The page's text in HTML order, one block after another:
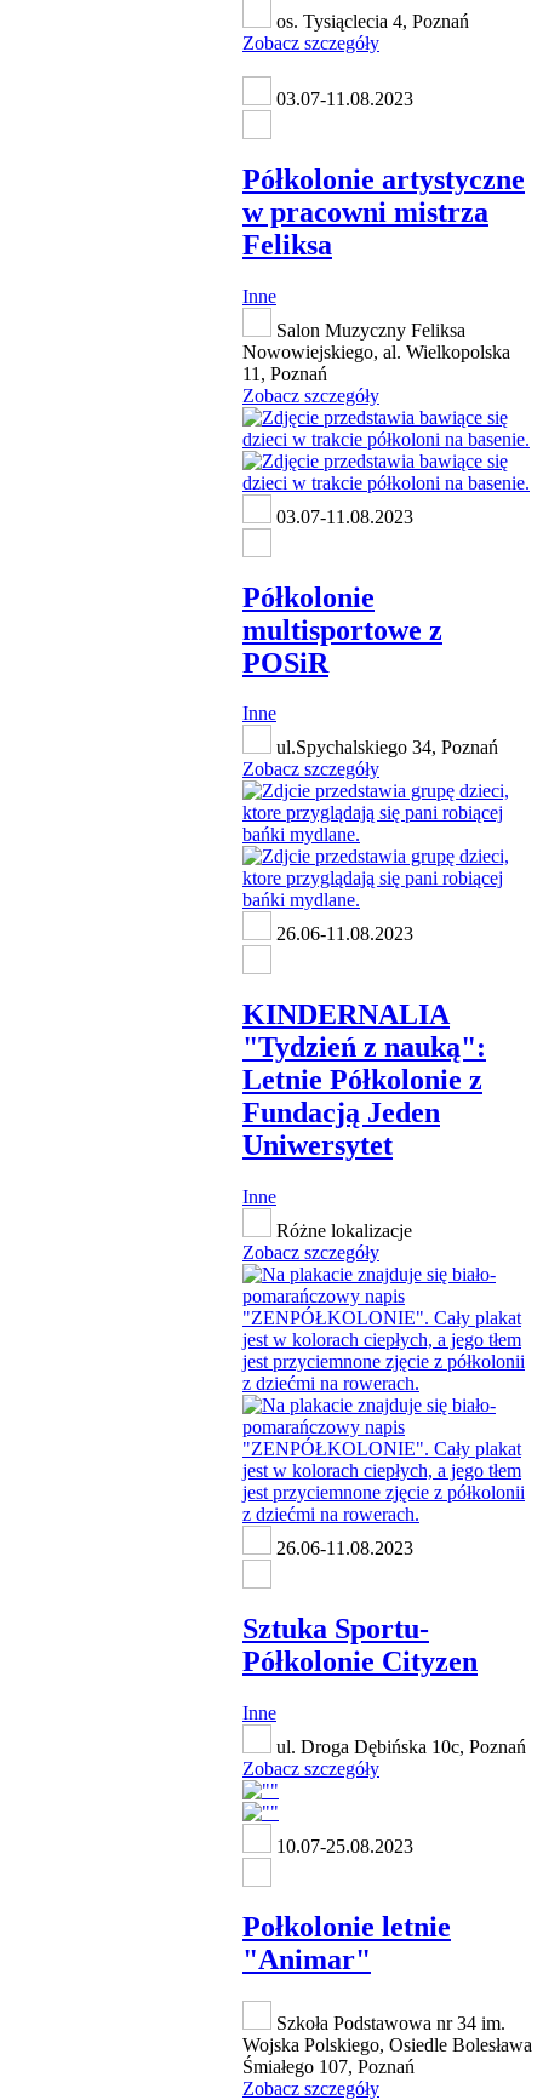
os. Tysiąclecia 4, Poznań
Zobacz szczegóły
03.07-11.08.2023
Półkolonie artystyczne
w pracowni mistrza
Feliksa
Inne
Salon Muzyczny Feliksa
Nowowiejskiego, al. Wielkopolska
11, Poznań
Zobacz szczegóły
03.07-11.08.2023
Półkolonie
multisportowe z
POSiR
Inne
ul.Spychalskiego 34, Poznań
Zobacz szczegóły
26.06-11.08.2023
KINDERNALIA
"Tydzień z nauką":
Letnie Półkolonie z
Fundacją Jeden
Uniwersytet
Inne
Różne lokalizacje
Zobacz szczegóły
26.06-11.08.2023
Sztuka Sportu-
Półkolonie Cityzen
Inne
ul. Droga Dębińska 10c, Poznań
Zobacz szczegóły
10.07-25.08.2023
Połkolonie letnie
"Animar"
Szkoła Podstawowa nr 34 im.
Wojska Polskiego, Osiedle Bolesława
Śmiałego 107, Poznań
Zobacz szczegóły